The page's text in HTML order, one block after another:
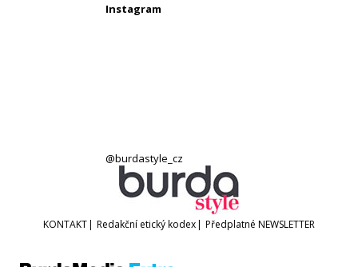
Instagram
@burdastyle_cz
KONTAKT| Redakční etický kodex| Předplatné NEWSLETTER